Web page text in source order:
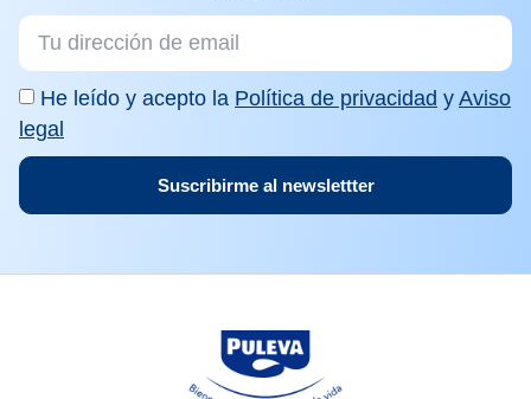
He leído y acepto la Política de privacidad y Aviso
legal
Suscribirme al newslettter